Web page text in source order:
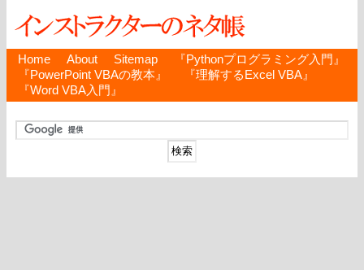
Home About Sitemap
『Pythonプログラミング入門』
『PowerPoint VBAの教本』
『理解するExcel VBA』
『Word VBA入門』